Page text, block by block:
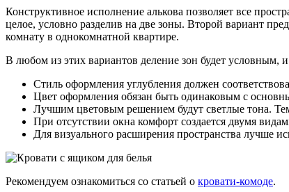
Конструктивное исполнение алькова позволяет все
целое, условно разделив на две зоны. Второй вариант
комнату в однокомнатной квартире.
В любом из этих вариантов деление зон будет условным,
Стиль оформления углубления должен
Цвет оформления обязан быть одинаковым с
Лучшим цветовым решением будут светлые тона.
При отсутствии окна комфорт создается двумя
Для визуального расширения пространства лучше
Рекомендуем ознакомиться со статьей о кровати-комоде.